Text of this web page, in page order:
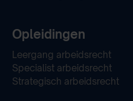
Opleidingen
Leergang arbeidsrecht
Specialist arbeidsrecht
Strategisch arbeidsrecht